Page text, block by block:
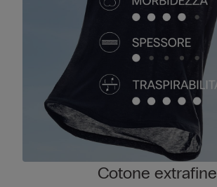
Cotone extrafine